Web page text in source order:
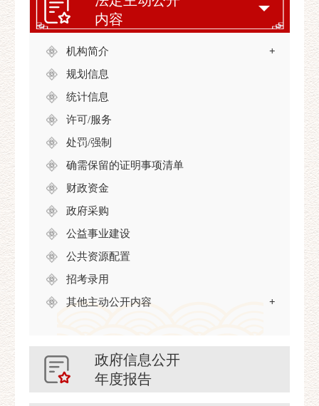
内容
机构简介
+
规划信息
统计信息
许可/服务
处罚/强制
确需保留的证明事项清单
财政资金
政府采购
公益事业建设
公共资源配置
招考录用
其他主动公开内容
+
政府信息公开
年度报告